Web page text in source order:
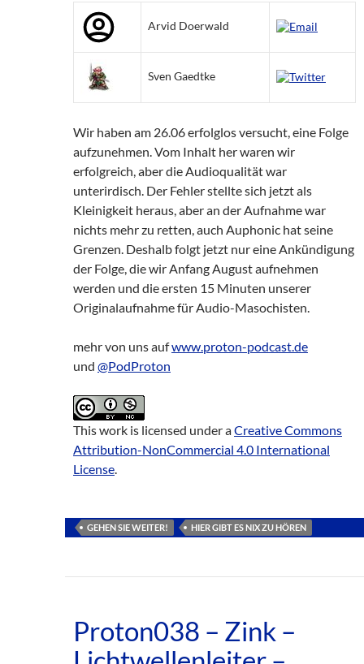
Arvid Doerwald
Sven Gaedtke
Wir haben am 26.06 erfolglos versucht, eine Folge
aufzunehmen. Vom Inhalt her waren wir
erfolgreich, aber die Audioqualität war
unterirdisch. Der Fehler stellte sich jetzt als
Kleinigkeit heraus, aber an der Aufnahme war
nichts mehr zu retten, auch Auphonic hat seine
Grenzen. Deshalb folgt jetzt nur eine Ankündigung
der Folge, die wir Anfang August aufnehmen
werden und die ersten 15 Minuten unserer
Originalaufnahme für Audio-Masochisten.
mehr von uns aufwww.proton-podcast.de
und @PodProton
This work is licensed under aCreative Commons
Attribution-NonCommercial 4.0 International
License.
GEHEN SIE WEITER! HIER GIBT ES NIX ZU HÖREN
Proton038 – Zink –